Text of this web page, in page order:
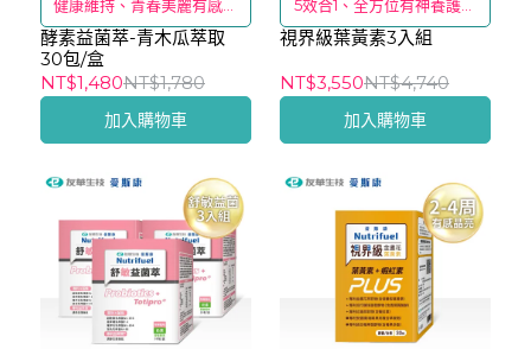
健康維持、青春美麗有感推
薦
酵素益菌萃-青木瓜萃取
30包/盒
NT$1,480NT$1,780
加入購物車
5效合1、全方位有神養護配
方
視界級葉黃素3入組
NT$3,550NT$4,740
加入購物車